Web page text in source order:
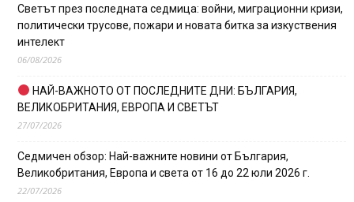
Светът през последната седмица: войни, миграционни кризи,
политически трусове, пожари и новата битка за изкуствения
интелект
06/08/2026
НАЙ-ВАЖНОТО ОТ ПОСЛЕДНИТЕ ДНИ: БЪЛГАРИЯ,
ВЕЛИКОБРИТАНИЯ, ЕВРОПА И СВЕТЪТ
27/07/2026
Седмичен обзор: Най-важните новини от България,
Великобритания, Европа и света от 16 до 22 юли 2026 г.
22/07/2026